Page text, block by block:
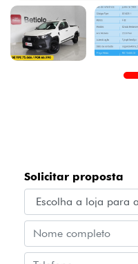
Solicitar proposta